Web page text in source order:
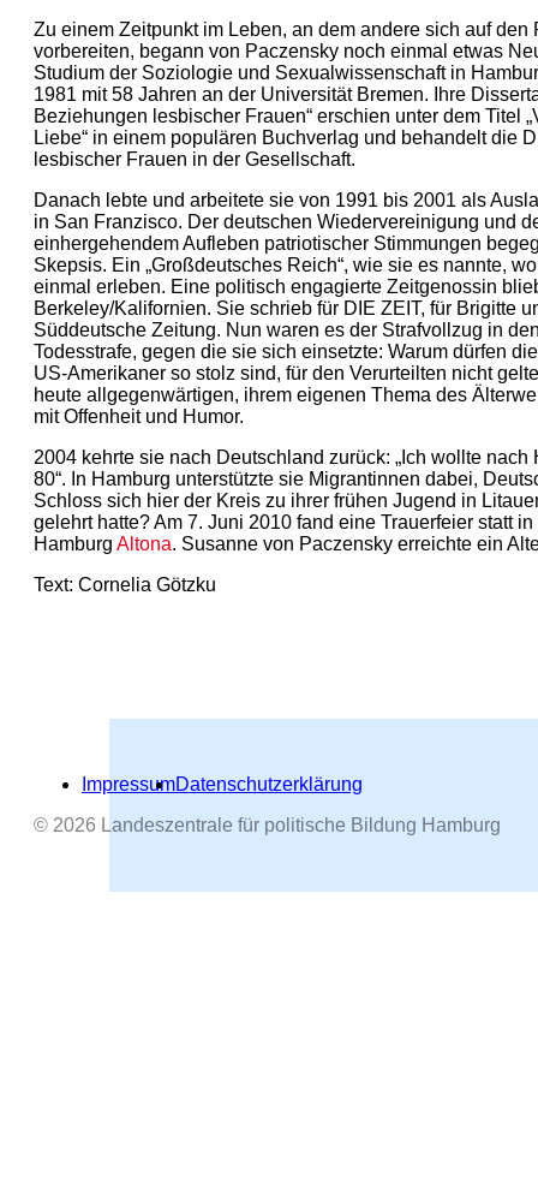
Zu einem Zeitpunkt im Leben, an dem andere sich auf den
vorbereiten, begann von Paczensky noch einmal etwas
Studium der Soziologie und Sexualwissenschaft in
1981 mit 58 Jahren an der Universität Bremen. Ihre
Beziehungen lesbischer Frauen“ erschien unter dem Titel
Liebe“ in einem populären Buchverlag und behandelt die
lesbischer Frauen in der Gesellschaft.
Danach lebte und arbeitete sie von 1991 bis 2001 als
in San Franzisco. Der deutschen Wiedervereinigung und
einhergehendem Aufleben patriotischer Stimmungen
Skepsis. Ein „Großdeutsches Reich“, wie sie es nannte,
einmal erleben. Eine politisch engagierte Zeitgenossin
Berkeley/Kalifornien. Sie schrieb für DIE ZEIT, für Brigitte
Süddeutsche Zeitung. Nun waren es der Strafvollzug in
Todesstrafe, gegen die sie sich einsetzte: Warum dürfen
US-Amerikaner so stolz sind, für den Verurteilten nicht
heute allgegenwärtigen, ihrem eigenen Thema des
mit Offenheit und Humor.
2004 kehrte sie nach Deutschland zurück: „Ich wollte nach
80“. In Hamburg unterstützte sie Migrantinnen dabei,
Schloss sich hier der Kreis zu ihrer frühen Jugend in
gelehrt hatte? Am 7. Juni 2010 fand eine Trauerfeier statt
Hamburg Altona. Susanne von Paczensky erreichte ein
Text: Cornelia Götzku
ImpressumDatenschutzerklärung
© 2026 Landeszentrale für politische Bildung Hamburg